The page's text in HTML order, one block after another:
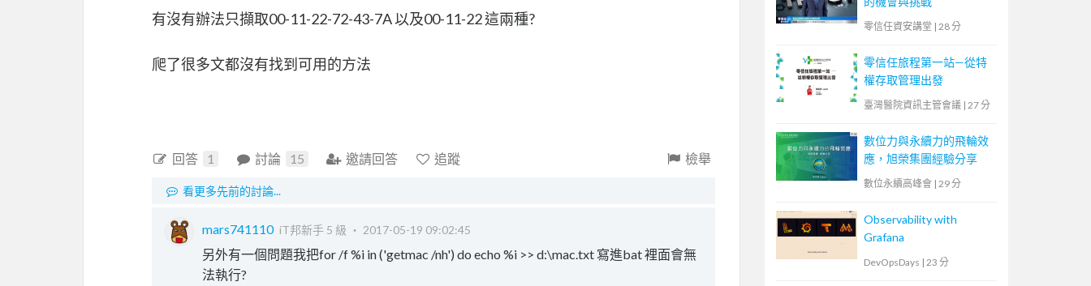
有沒有辦法只擷取00-11-22-72-43-7A 以及00-11-22 這兩種?
爬了很多文都沒有找到可用的方法
回答 1 討論 15 邀請回答 追蹤 檢舉
看更多先前的討論...
mars741110 iT邦新手 5 級 ‧ 2017-05-19 09:02:45
另外有一個問題我把for /f %i in ('getmac /nh') do echo %i >> d:\mac.txt 寫進bat 裡面會無
法執行?
零信任資安講堂 | 28 分
零信任旅程第一站—從特
權存取管理出發
臺灣醫院資訊主管會議 | 27 分
數位力與永續力的飛輪效
應，旭榮集團經驗分享
數位永續高峰會 | 29 分
Observability with
Grafana
DevOpsDays | 23 分